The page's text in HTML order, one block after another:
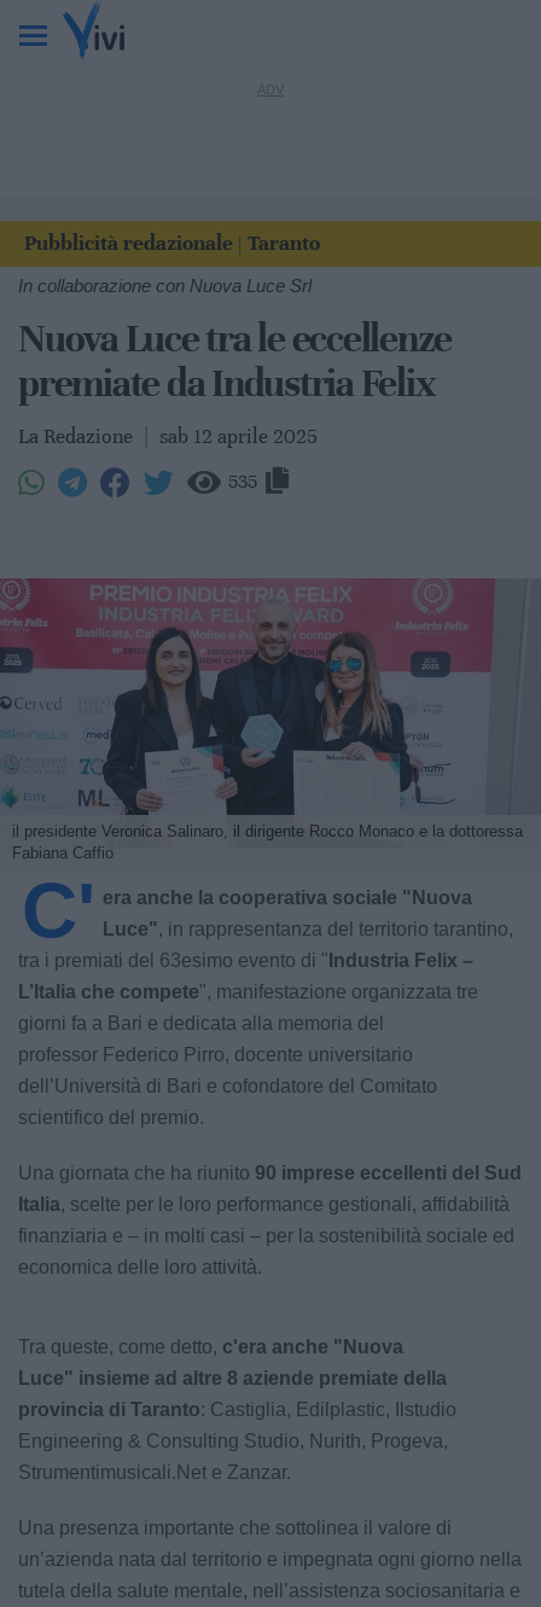
Pubblicità redazionale Taranto
In collaborazione con Nuova Luce Srl
Nuova Luce tra le eccellenze
premiate da Industria Felix
La Redazione sab 12 aprile 2025
535
il presidente Veronica Salinaro, il dirigente Rocco Monaco e la dottoressa
Fabiana Caffio
C' era anche la cooperativa sociale "Nuova
Luce", in rappresentanza del territorio tarantino,
tra i premiati del 63esimo evento di " Industria Felix –
L’Italia che compete", manifestazione organizzata tre
giorni fa a Bari e dedicata alla memoria del
professor Federico Pirro, docente universitario
dell’Università di Bari e cofondatore del Comitato
scientifico del premio.
Una giornata che ha riunito 90 imprese eccellenti del Sud
Italia, scelte per le loro performance gestionali, affidabilità
finanziaria e – in molti casi – per la sostenibilità sociale ed
economica delle loro attività.
Tra queste, come detto, c'era anche "Nuova
Luce" insieme ad altre 8 aziende premiate della
provincia di Taranto: Castiglia, Edilplastic, Ilstudio
Engineering & Consulting Studio, Nurith, Progeva,
Strumentimusicali.Net e Zanzar.
Una presenza importante che sottolinea il valore di
un’azienda nata dal territorio e impegnata ogni giorno nella
tutela della salute mentale, nell’assistenza sociosanitaria e